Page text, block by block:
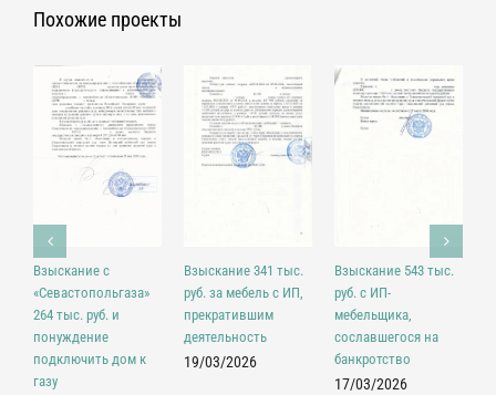
Похожие проекты
Взыскание с
«Севастопольгаза»
264 тыс. руб. и
понуждение
подключить дом к
газу
Взыскание 341 тыс.
руб. за мебель с ИП,
прекратившим
деятельность
19/03/2026
Взыскание 543 тыс.
руб. с ИП-
мебельщика,
сославшегося на
банкротство
17/03/2026